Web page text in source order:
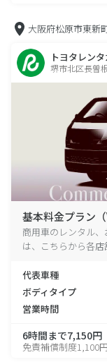
大阪府松原市東新
トヨタレン
堺市北区長曽
基本料金プラン（
商用車のレンタル
は、こちらから各店
代表車種
ボディタイプ
営業時間
6時間まで7,150円
免責補償制度1,100円